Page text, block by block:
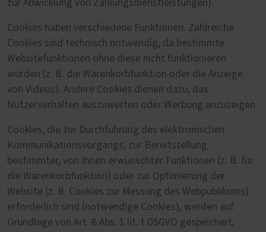
zur Abwicklung von Zahlungsdienstleistungen).
Cookies haben verschiedene Funktionen. Zahlreiche
Cookies sind technisch notwendig, da bestimmte
Websitefunktionen ohne diese nicht funktionieren
würden (z. B. die Warenkorbfunktion oder die Anzeige
von Videos). Andere Cookies dienen dazu, das
Nutzerverhalten auszuwerten oder Werbung anzuzeigen.
Cookies, die zur Durchführung des elektronischen
Kommunikationsvorgangs, zur Bereitstellung
bestimmter, von Ihnen erwünschter Funktionen (z. B. für
die Warenkorbfunktion) oder zur Optimierung der
Website (z. B. Cookies zur Messung des Webpublikums)
erforderlich sind (notwendige Cookies), werden auf
Grundlage von Art. 6 Abs. 1 lit. f DSGVO gespeichert,